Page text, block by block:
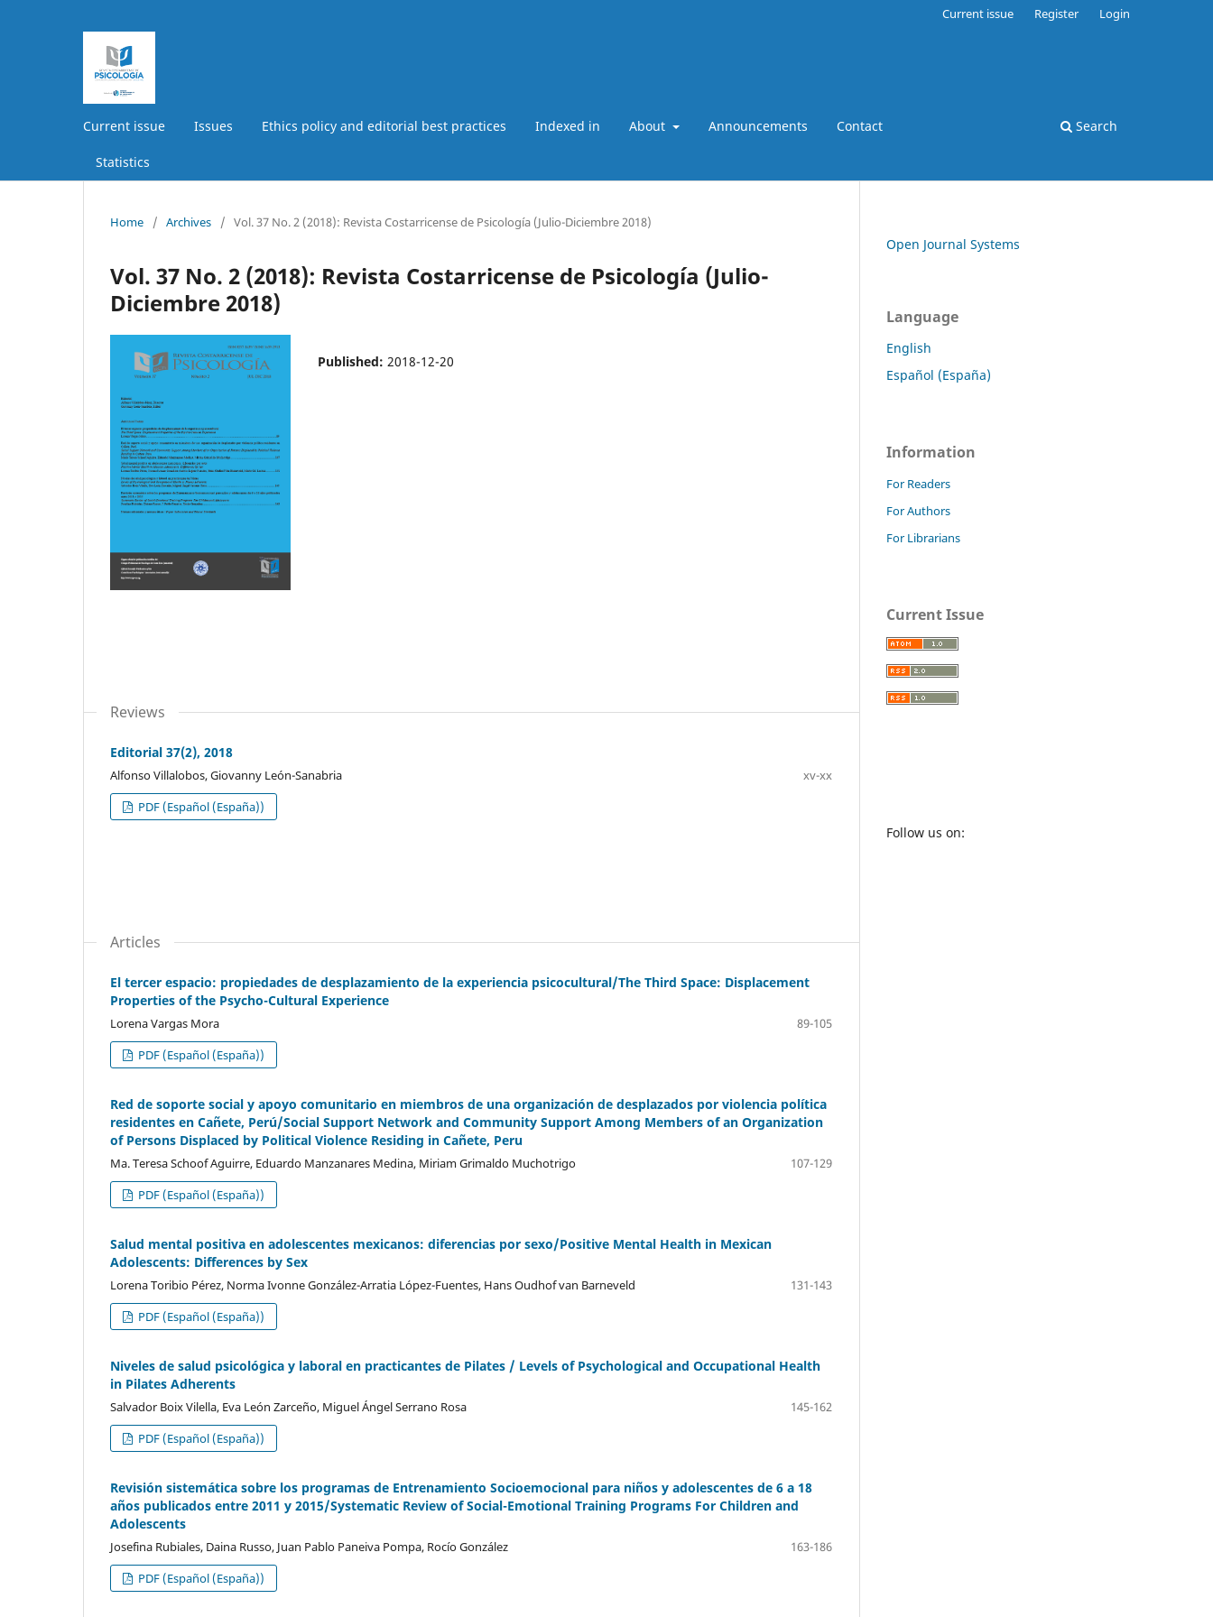
Current issue Issues Ethics policy and editorial best practices Indexed in About Announcements Contact
Statistics
Search
Current issue Register Login
Home / Archives / Vol. 37 No. 2 (2018): Revista Costarricense de Psicología (Julio-Diciembre 2018)
Vol. 37 No. 2 (2018): Revista Costarricense de Psicología (Julio-
Diciembre 2018)
Published: 2018-12-20
Reviews
Editorial 37(2), 2018
Alfonso Villalobos, Giovanny León-Sanabria
xv-xx
PDF (Español (España))
Articles
El tercer espacio: propiedades de desplazamiento de la experiencia psicocultural/The Third Space: Displacement
Properties of the Psycho-Cultural Experience
Lorena Vargas Mora
89-105
PDF (Español (España))
Red de soporte social y apoyo comunitario en miembros de una organización de desplazados por violencia política
residentes en Cañete, Perú/Social Support Network and Community Support Among Members of an Organization
of Persons Displaced by Political Violence Residing in Cañete, Peru
Ma. Teresa Schoof Aguirre, Eduardo Manzanares Medina, Miriam Grimaldo Muchotrigo
107-129
PDF (Español (España))
Salud mental positiva en adolescentes mexicanos: diferencias por sexo/Positive Mental Health in Mexican
Adolescents: Differences by Sex
Lorena Toribio Pérez, Norma Ivonne González-Arratia López-Fuentes, Hans Oudhof van Barneveld
131-143
PDF (Español (España))
Niveles de salud psicológica y laboral en practicantes de Pilates / Levels of Psychological and Occupational Health
in Pilates Adherents
Salvador Boix Vilella, Eva León Zarceño, Miguel Ángel Serrano Rosa
145-162
PDF (Español (España))
Revisión sistemática sobre los programas de Entrenamiento Socioemocional para niños y adolescentes de 6 a 18
años publicados entre 2011 y 2015/Systematic Review of Social-Emotional Training Programs For Children and
Adolescents
Josefina Rubiales, Daina Russo, Juan Pablo Paneiva Pompa, Rocío González
163-186
PDF (Español (España))
Open Journal Systems
Language
English
Español (España)
Information
For Readers
For Authors
For Librarians
Current Issue
Follow us on: